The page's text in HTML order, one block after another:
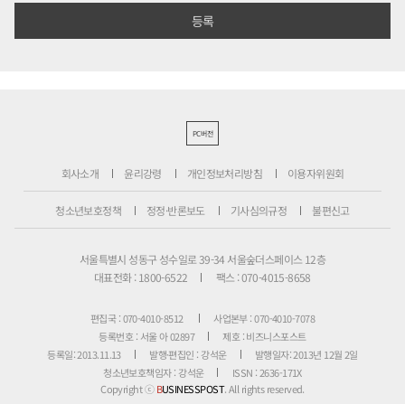
PC버전
회사소개 윤리강령 개인정보처리방침 이용자위원회
청소년보호정책 정정·반론보도 기사심의규정 불편신고
서울특별시 성동구 성수일로 39-34 서울숲더스페이스 12층
대표전화 : 1800-6522
팩스 : 070-4015-8658
편집국 : 070-4010-8512
사업본부 : 070-4010-7078
등록번호 : 서울 아 02897
제호 : 비즈니스포스트
등록일: 2013.11.13
발행·편집인 : 강석운
발행일자: 2013년 12월 2일
청소년보호책임자 : 강석운
ISSN : 2636-171X
Copyright ⓒBUSINESSPOST. All rights reserved.